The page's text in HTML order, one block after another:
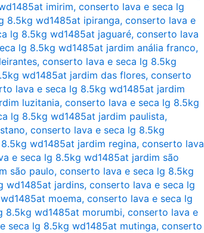
imirim, conserto lava e seca lg
8.5kg wd1485at ipiranga, conserto lava e
lg 8.5kg wd1485at jaguaré, conserto lava
lg 8.5kg wd1485at jardim anália franco,
, conserto lava e seca lg 8.5kg
wd1485at jardim das flores, conserto
lava e seca lg 8.5kg wd1485at jardim
luzitania, conserto lava e seca lg 8.5kg
lg 8.5kg wd1485at jardim paulista,
, conserto lava e seca lg 8.5kg
wd1485at jardim regina, conserto lava
e seca lg 8.5kg wd1485at jardim são
são paulo, conserto lava e seca lg 8.5kg
wd1485at jardins, conserto lava e seca lg
moema, conserto lava e seca lg
8.5kg wd1485at morumbi, conserto lava e
seca lg 8.5kg wd1485at mutinga, conserto